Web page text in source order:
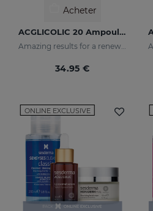
Acheter
ACGLICOLIC 20 Ampoules
34.95 €
ONLINE EXCLUSIVE